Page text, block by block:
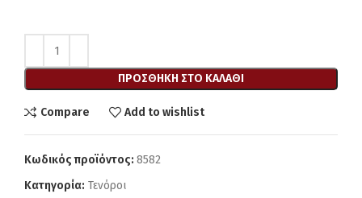
ΠΡΟΣΘΉΚΗ ΣΤΟ ΚΑΛΆΘΙ
Compare Add to wishlist
Κωδικός προϊόντος: 8582
Κατηγορία: Τενόροι